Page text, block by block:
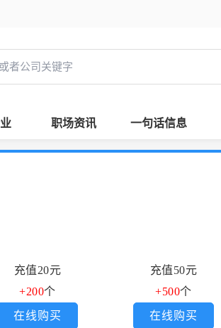
职场资讯 一句话信息
充值20元
+200个
在线购买
充值50元
+500个
在线购买